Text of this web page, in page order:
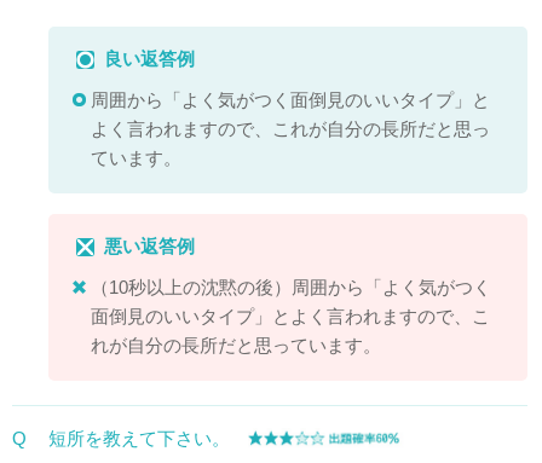
良い返答例
周囲から「よく気がつく面倒見のいいタイプ」と
よく言われますので、これが自分の長所だと思っ
ています。
悪い返答例
（10秒以上の沈黙の後）周囲から「よく気がつく
面倒見のいいタイプ」とよく言われますので、こ
れが自分の長所だと思っています。
Q 短所を教えて下さい。